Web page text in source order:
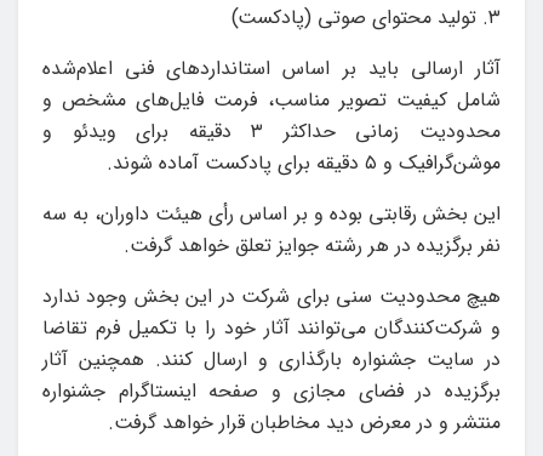
۳. تولید محتوای صوتی (پادکست)
آثار ارسالی باید بر اساس استانداردهای فنی اعلام‌شده
شامل کیفیت تصویر مناسب، فرمت فایل‌های مشخص و
محدودیت زمانی حداکثر ۳ دقیقه برای ویدئو و
موشن‌گرافیک و ۵ دقیقه برای پادکست آماده شوند.
این بخش رقابتی بوده و بر اساس رأی هیئت داوران، به سه
نفر برگزیده در هر رشته جوایز تعلق خواهد گرفت.
هیچ محدودیت سنی برای شرکت در این بخش وجود ندارد
و شرکت‌کنندگان می‌توانند آثار خود را با تکمیل فرم تقاضا
در سایت جشنواره بارگذاری و ارسال کنند. همچنین آثار
برگزیده در فضای مجازی و صفحه اینستاگرام جشنواره
منتشر و در معرض دید مخاطبان قرار خواهد گرفت.